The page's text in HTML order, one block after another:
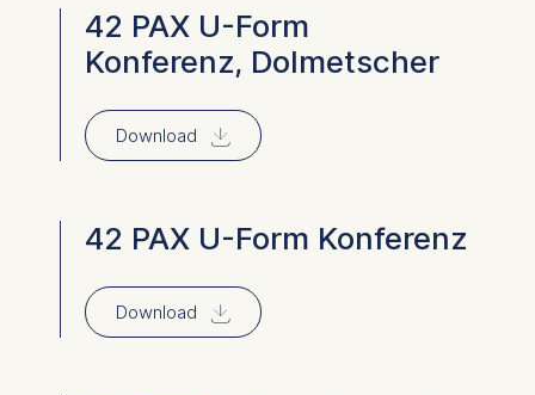
42 PAX U-Form
Konferenz, Dolmetscher
Download ⇓
42 PAX U-Form Konferenz
Download ⇓